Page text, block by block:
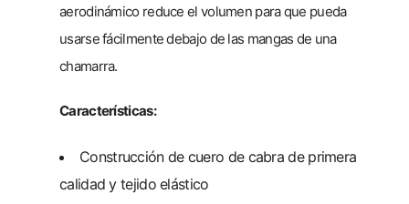
aerodinámico reduce el volumen para que pueda
usarse fácilmente debajo de las mangas de una
chamarra.
Características:
Construcción de cuero de cabra de primera
calidad y tejido elástico